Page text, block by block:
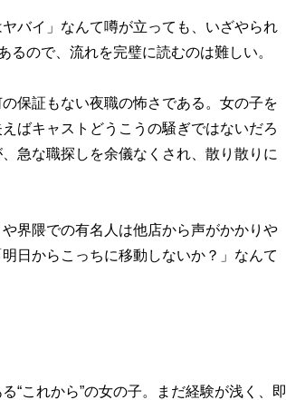
バイ」なんて噂が立っても、いざやられ
るので、流れを完璧に読むのは難しい。
証もない夜職の怖さである。女の子を
ばキャストどうこうの騒ぎではないだろ
急な職探しを余儀なくされ、散り散りに
界隈での有名人は他店から声がかかりや
日からこっちに移動しないか？」なんて
これから”の女の子。まだ経験が浅く、即